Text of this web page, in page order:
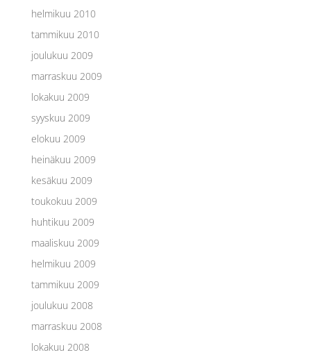
helmikuu 2010
tammikuu 2010
joulukuu 2009
marraskuu 2009
lokakuu 2009
syyskuu 2009
elokuu 2009
heinäkuu 2009
kesäkuu 2009
toukokuu 2009
huhtikuu 2009
maaliskuu 2009
helmikuu 2009
tammikuu 2009
joulukuu 2008
marraskuu 2008
lokakuu 2008